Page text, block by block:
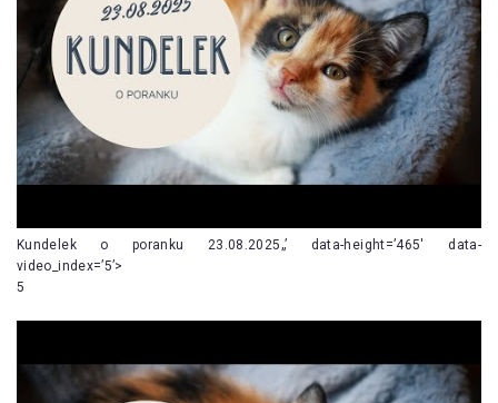
Kundelek o poranku 23.08.2025„’ data-height=’465′ data-
video_index=’5’>
5